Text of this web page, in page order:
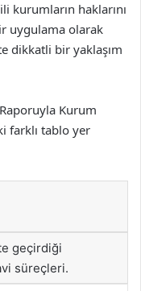
kurumların haklarını
uygulama olarak
dikkatli bir yaklaşım
Kurum
farklı tablo yer
geçirdiği
süreçleri.